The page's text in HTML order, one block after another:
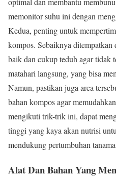
memonitor suhu ini dengan
Kedua, penting untuk
kompos. Sebaiknya
baik dan cukup teduh agar tidak
matahari langsung, yang bisa
Namun, pastikan juga area
bahan kompos agar
mengikuti trik-trik ini, dapat
tinggi yang kaya akan nutrisi
mendukung pertumbuhan
Alat Dan Bahan Yang